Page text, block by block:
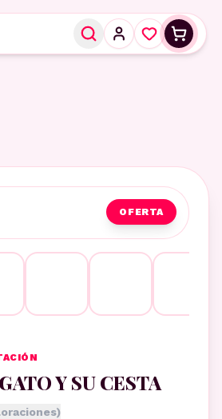
OFERTA
Y SU CESTA